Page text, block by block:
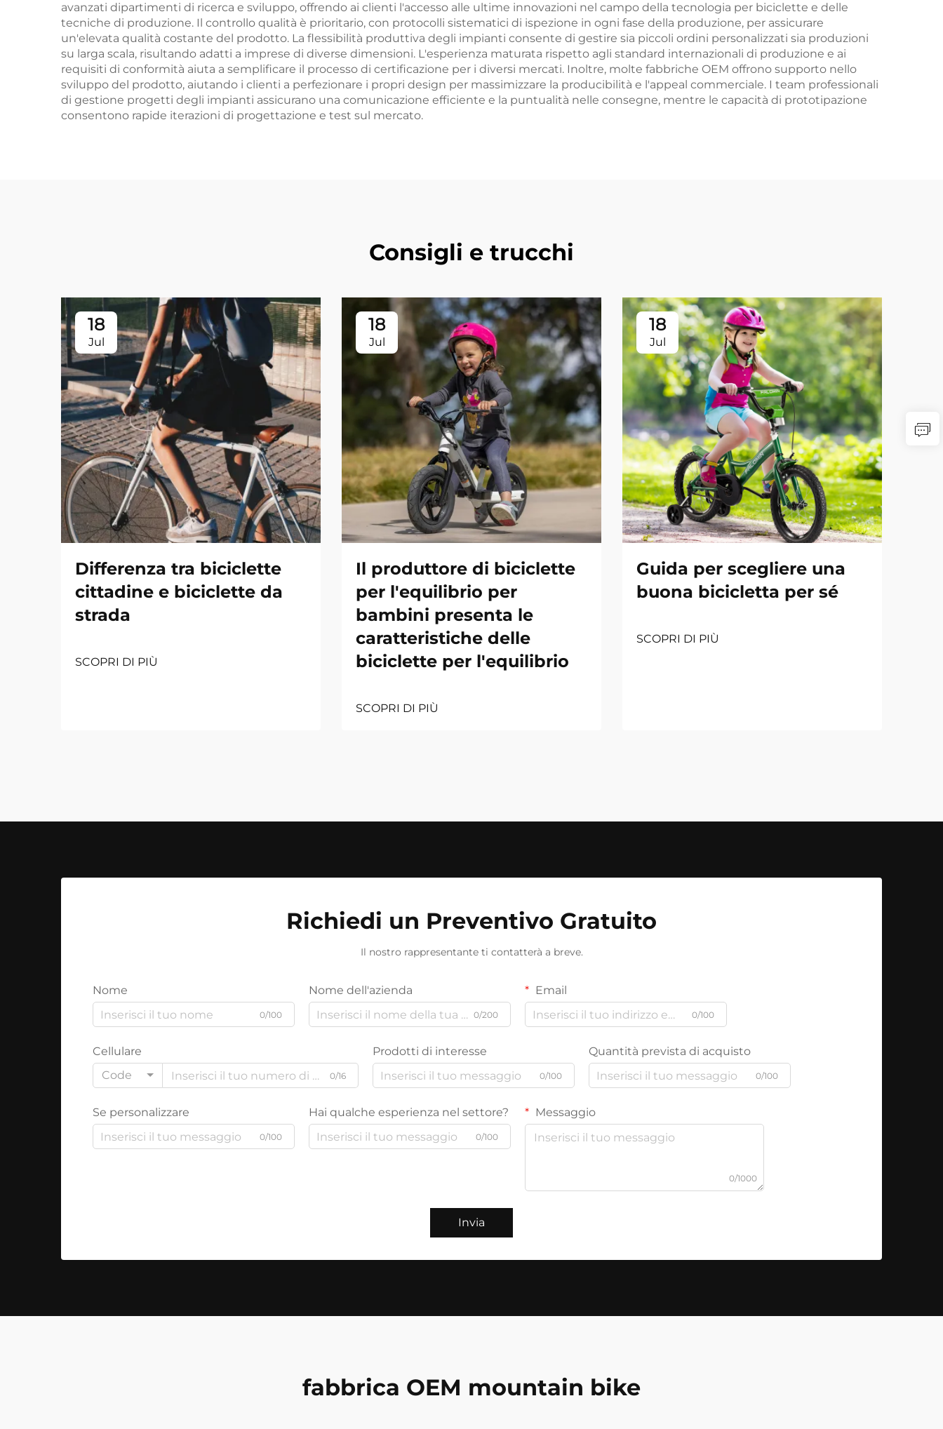
avanzati dipartimenti di ricerca e sviluppo, offrendo ai clienti l'accesso alle ultime innovazioni nel campo della tecnologia per biciclette e delle
tecniche di produzione. Il controllo qualità è prioritario, con protocolli sistematici di ispezione in ogni fase della produzione, per assicurare
un'elevata qualità costante del prodotto. La flessibilità produttiva degli impianti consente di gestire sia piccoli ordini personalizzati sia produzioni
su larga scala, risultando adatti a imprese di diverse dimensioni. L'esperienza maturata rispetto agli standard internazionali di produzione e ai
requisiti di conformità aiuta a semplificare il processo di certificazione per i diversi mercati. Inoltre, molte fabbriche OEM offrono supporto nello
sviluppo del prodotto, aiutando i clienti a perfezionare i propri design per massimizzare la producibilità e l'appeal commerciale. I team professionali
di gestione progetti degli impianti assicurano una comunicazione efficiente e la puntualità nelle consegne, mentre le capacità di prototipazione
consentono rapide iterazioni di progettazione e test sul mercato.
Consigli e trucchi
18
Jul
Differenza tra biciclette
cittadine e biciclette da
strada
SCOPRI DI PIÙ
18
Jul
Il produttore di biciclette
per l'equilibrio per
bambini presenta le
caratteristiche delle
biciclette per l'equilibrio
SCOPRI DI PIÙ
18
Jul
Guida per scegliere una
buona bicicletta per sé
SCOPRI DI PIÙ
Richiedi un Preventivo Gratuito
Il nostro rappresentante ti contatterà a breve.
Nome
0/100
Nome dell'azienda
0/200
Email
0/100
Cellulare
Code
0/16
Prodotti di interesse
0/100
Quantità prevista di acquisto
0/100
Se personalizzare
0/100
Hai qualche esperienza nel settore?
0/100
Messaggio
0/1000
Invia
fabbrica OEM mountain bike